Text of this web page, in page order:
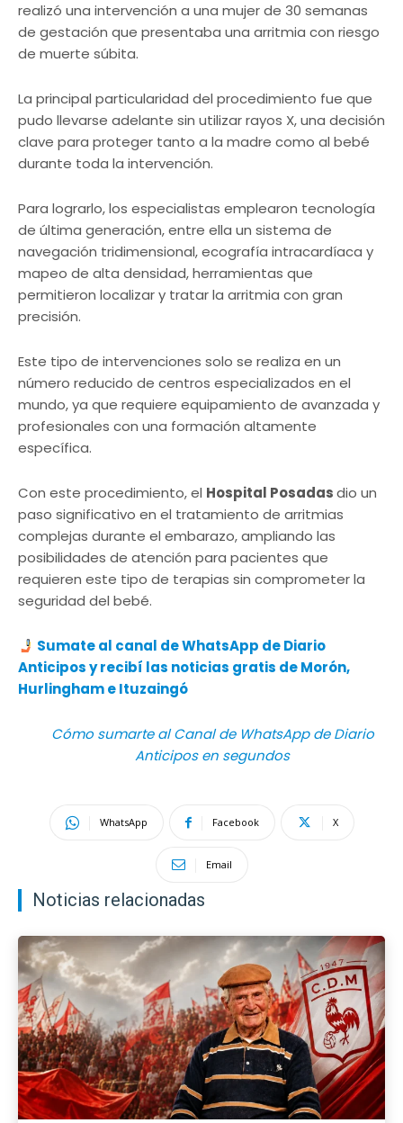
realizó una intervención a una mujer de 30 semanas
de gestación que presentaba una arritmia con riesgo
de muerte súbita.
La principal particularidad del procedimiento fue que
pudo llevarse adelante sin utilizar rayos X, una decisión
clave para proteger tanto a la madre como al bebé
durante toda la intervención.
Para lograrlo, los especialistas emplearon tecnología
de última generación, entre ella un sistema de
navegación tridimensional, ecografía intracardíaca y
mapeo de alta densidad, herramientas que
permitieron localizar y tratar la arritmia con gran
precisión.
Este tipo de intervenciones solo se realiza en un
número reducido de centros especializados en el
mundo, ya que requiere equipamiento de avanzada y
profesionales con una formación altamente
específica.
Con este procedimiento, el Hospital Posadasdio un
paso significativo en el tratamiento de arritmias
complejas durante el embarazo, ampliando las
posibilidades de atención para pacientes que
requieren este tipo de terapias sin comprometer la
seguridad del bebé.
Sumate al canal de WhatsApp de Diario
Anticipos y recibí las noticias gratis de Morón,
Hurlingham e Ituzaingó
Cómo sumarte al Canal de WhatsApp de Diario
Anticipos en segundos
WhatsApp Facebook X
Email
Noticias relacionadas